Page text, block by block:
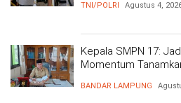
TNI/POLRI Agustus 4,
Kepala SMPN 17:
Momentum
BANDAR LAMPUNG